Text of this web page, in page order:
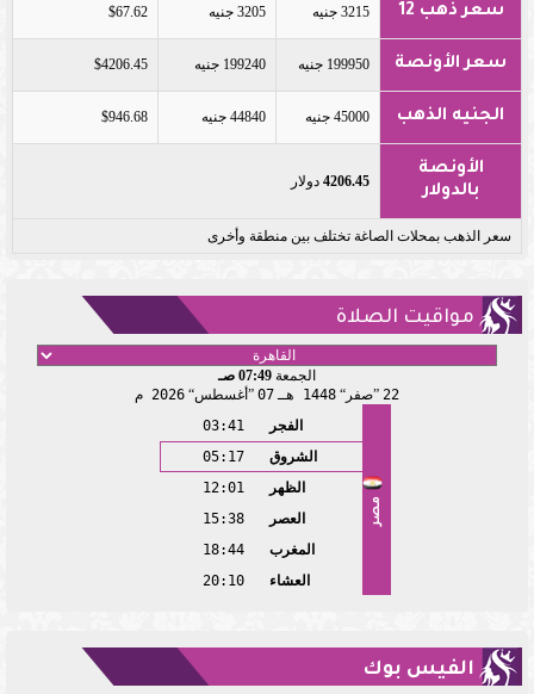
سعر ذهب 12 3215 جنيه 3205 جنيه $67.62
سعر الأونصة 199950 جنيه 199240 جنيه $4206.45
الجنيه الذهب 45000 جنيه 44840 جنيه $946.68
الأونصة
بالدولار
4206.45 دولار
سعر الذهب بمحلات الصاغة تختلف بين منطقة وأخرى
مواقيت الصلاة
الجمعة 07:49 صـ
22
صفر 1448 هـ 07 أغسطس 2026 م
مصر
الفجر
03:41
الشروق
05:17
الظهر
12:01
العصر
15:38
المغرب
18:44
العشاء
20:10
الفيس بوك